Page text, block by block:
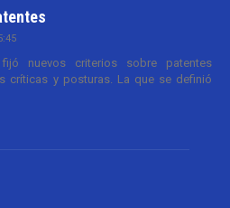
nuevos criterios sobre patentes
críticas y posturas. La que se definió